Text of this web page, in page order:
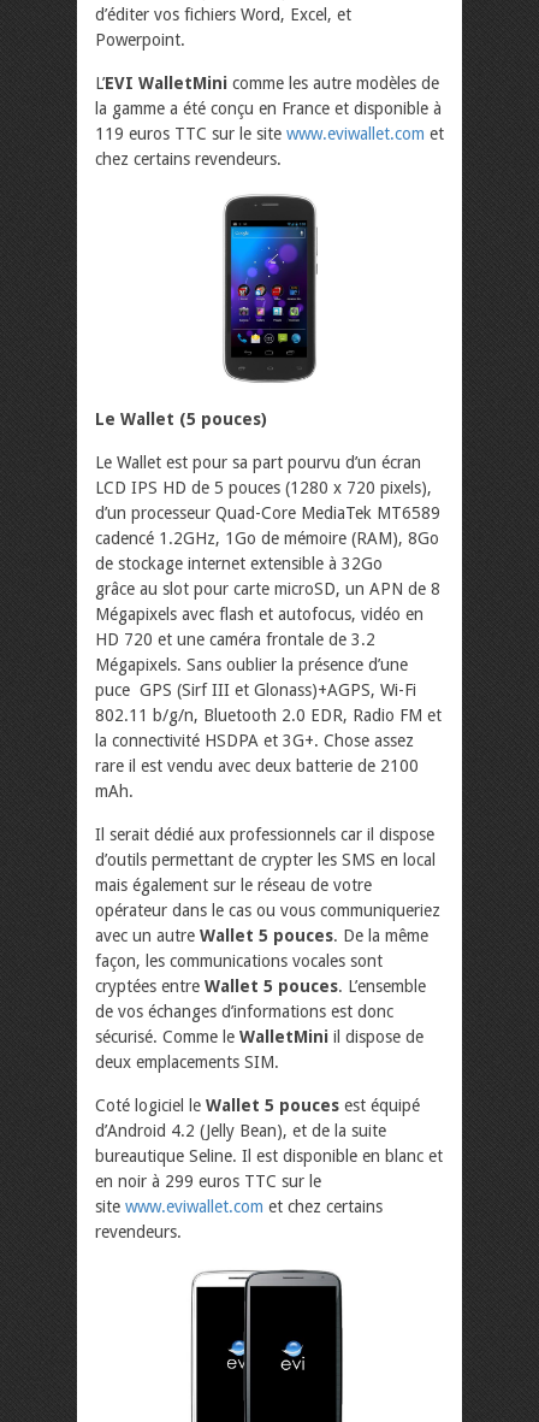
d’éditer vos fichiers Word, Excel, et
Powerpoint.
L’EVI WalletMini comme les autre modèles de
la gamme a été conçu en France et disponible à
119 euros TTC sur le site www.eviwallet.com et
chez certains revendeurs.
Le Wallet (5 pouces)
Le Wallet est pour sa part pourvu d’un écran
LCD IPS HD de 5 pouces (1280 x 720 pixels),
d’un processeur Quad-Core MediaTek MT6589
cadencé 1.2GHz, 1Go de mémoire (RAM), 8Go
de stockage internet extensible à 32Go
grâce au slot pour carte microSD, un APN de 8
Mégapixels avec flash et autofocus, vidéo en
HD 720 et une caméra frontale de 3.2
Mégapixels. Sans oublier la présence d’une
puce GPS (Sirf III et Glonass)+AGPS, Wi-Fi
802.11 b/g/n, Bluetooth 2.0 EDR, Radio FM et
la connectivité HSDPA et 3G+. Chose assez
rare il est vendu avec deux batterie de 2100
mAh.
Il serait dédié aux professionnels car il dispose
d’outils permettant de crypter les SMS en local
mais également sur le réseau de votre
opérateur dans le cas ou vous communiqueriez
avec un autre Wallet 5 pouces. De la même
façon, les communications vocales sont
cryptées entre Wallet 5 pouces. L’ensemble
de vos échanges d’informations est donc
sécurisé. Comme le WalletMini il dispose de
deux emplacements SIM.
Coté logiciel le Wallet 5 pouces est équipé
d’Android 4.2 (Jelly Bean), et de la suite
bureautique Seline. Il est disponible en blanc et
en noir à 299 euros TTC sur le
site www.eviwallet.com et chez certains
revendeurs.